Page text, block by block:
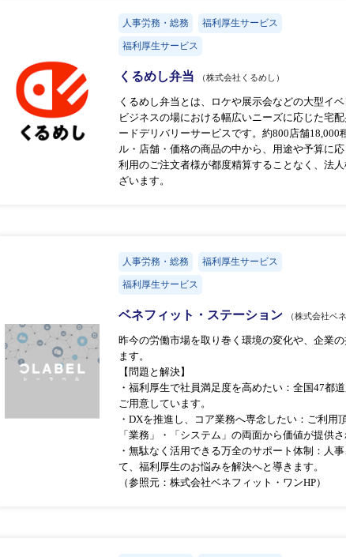
人事労務・総務 福利厚生サービス
福利厚生サービス
くるめし弁当 （株式会社くるめし）
くるめし弁当とは、ロケや展示会などの大型イ
ビジネスの場における幅広いニーズに応じた宅
ードデリバリーサービスです。約800店舗
ル・店舗・価格の商品の中から、用途や予算に
利用のご注文者様が都度精算することなく、法
ざいます。
人事労務・総務 福利厚生サービス
福利厚生サービス
ベネフィット・ステーション （株式会社ベ
昨今の労働市場を取り巻く環境の変化や、企業
ます。
【問題と解決】
・福利厚⽣で社員満⾜度を⾼めたい：全国47都
ご用意しています。
・DXを推進し、コア業務へ専念したい：ご利
「業務」・「システム」の両面から価値が提供
・無駄なく活⽤できる万全のサポート体制：人
て、福利厚生のお悩みを解決へと導きます。
（参照元：株式会社ベネフィット・ワンHP）